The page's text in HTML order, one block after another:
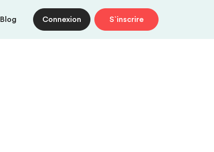
Blog Connexion S`inscrire